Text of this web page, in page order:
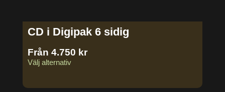
CD i Digipak 6 sidig
Från 4.750 kr
Välj alternativ